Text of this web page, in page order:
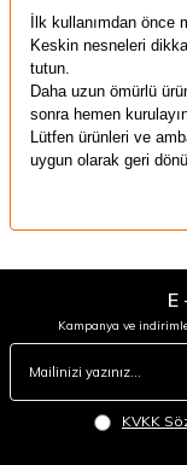
İlk kullanımdan önce
Keskin nesneleri
tutun.
Daha uzun ömürlü
sonra hemen
Lütfen ürünleri ve
uygun olarak geri
E
Kampanya ve
KVKK